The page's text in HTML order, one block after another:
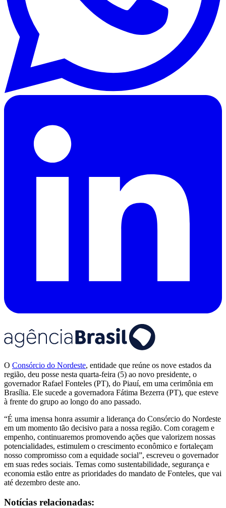
O Consórcio do Nordeste, entidade que reúne os nove estados da
região, deu posse nesta quarta-feira (5) ao novo presidente, o
governador Rafael Fonteles (PT), do Piauí, em uma cerimônia em
Brasília. Ele sucede a governadora Fátima Bezerra (PT), que esteve
à frente do grupo ao longo do ano passado.
“É uma imensa honra assumir a liderança do Consórcio do Nordeste
em um momento tão decisivo para a nossa região. Com coragem e
empenho, continuaremos promovendo ações que valorizem nossas
potencialidades, estimulem o crescimento econômico e fortaleçam
nosso compromisso com a equidade social”, escreveu o governador
em suas redes sociais. Temas como sustentabilidade, segurança e
economia estão entre as prioridades do mandato de Fonteles, que vai
até dezembro deste ano.
Notícias relacionadas: